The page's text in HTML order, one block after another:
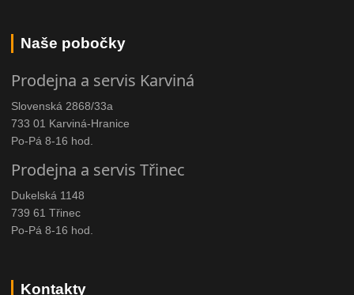
Naše pobočky
Prodejna a servis Karviná
Slovenská 2868/33a
733 01 Karviná-Hranice
Po-Pá 8-16 hod.
Prodejna a servis Třinec
Dukelská 1148
739 61 Třinec
Po-Pá 8-16 hod.
Kontakty